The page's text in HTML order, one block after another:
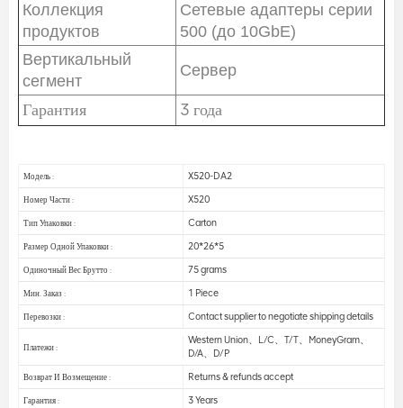
Коллекция
продуктов
Сетевые адаптеры серии
500 (до 10GbE)
Вертикальный
сегмент
Сервер
Гарантия 3 года
Модель : X520-DA2
Номер Части : X520
Тип Упаковки : Carton
Размер Одной Упаковки : 20*26*5
Одиночный Вес Брутто : 75 grams
Мин. Заказ : 1 Piece
Перевозки : Contact supplier to negotiate shipping details
Платежи :
Western Union、L/C、T/T、MoneyGram、
D/A、D/P
Возврат И Возмещение : Returns & refunds accept
Гарантия : 3 Years